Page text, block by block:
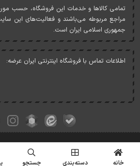
تمامی کالاها و خدمات اين فروشگاه، حسب
مراجع مربوطه می‌باشند و فعاليت‌های اين
جمهوری اسلامی ايران است.
اطلاعات تماس با فروشگاه اینترنتی ایران عرضه:
کلیه حقوق این وبسایت متعلق به ایران
© Copyrights - IranArze.ir - 1405
خانه دسته‌بندی جستجو